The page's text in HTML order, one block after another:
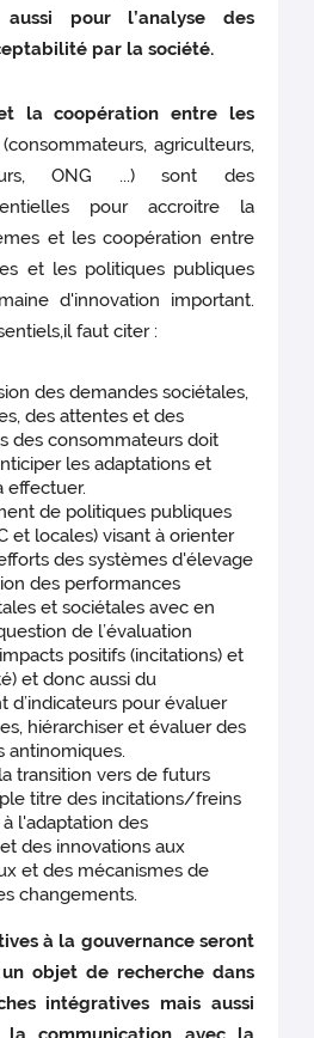
pour l’analyse des
par la société.
la coopération entre les
(consommateurs, agriculteurs,
ONG ...) sont des
pour accroitre la
et les coopération entre
et les politiques publiques
d'innovation important.
faut citer :
des demandes sociétales,
des attentes et des
des consommateurs doit
les adaptations et
effectuer.
de politiques publiques
et locales) visant à orienter
des systèmes d'élevage
des performances
et sociétales avec en
de l’évaluation
positifs (incitations) et
et donc aussi du
d’indicateurs pour évaluer
hiérarchiser et évaluer des
antinomiques.
transition vers de futurs
titre des incitations/freins
l'adaptation des
des innovations aux
et des mécanismes de
changements.
à la gouvernance seront
objet de recherche dans
intégratives mais aussi